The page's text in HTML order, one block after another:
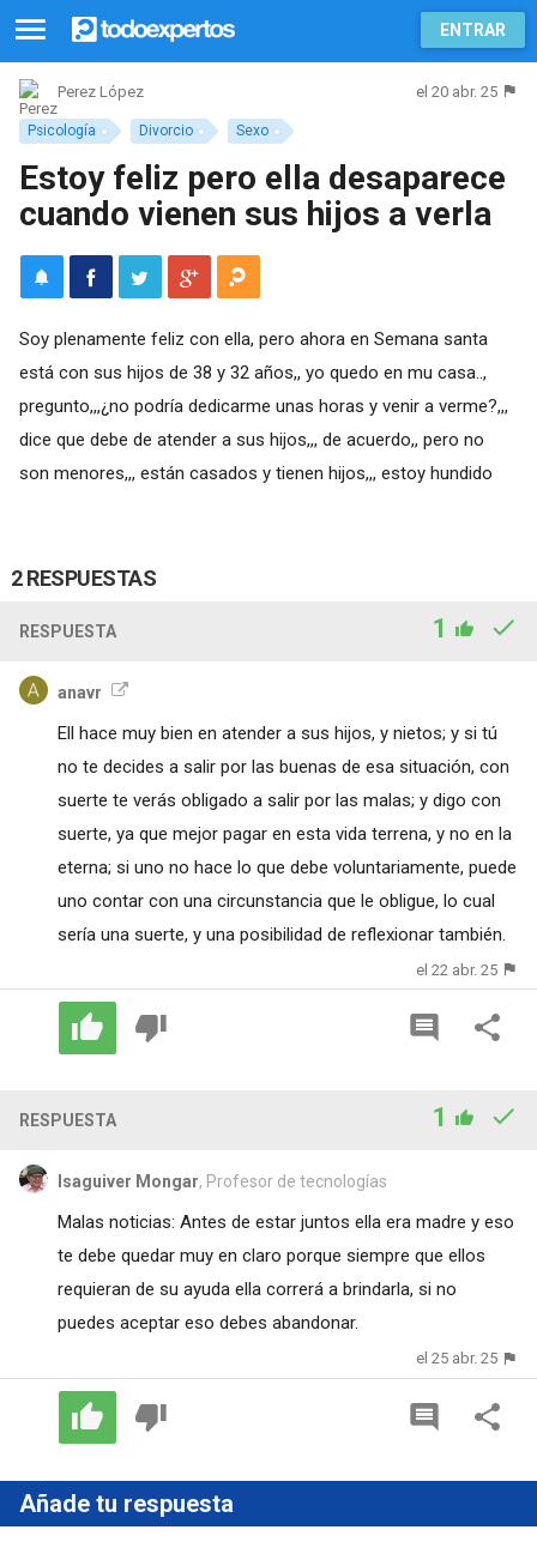
ENTRAR
Psicología Divorcio Sexo
Perez López el 20 abr. 25
Estoy feliz pero ella desaparece
cuando vienen sus hijos a verla
Soy plenamente feliz con ella, pero ahora en Semana santa
está con sus hijos de 38 y 32 años,, yo quedo en mu casa..,
pregunto,,,¿no podría dedicarme unas horas y venir a verme?,,,
dice que debe de atender a sus hijos,,, de acuerdo,, pero no
son menores,,, están casados y tienen hijos,,, estoy hundido
2 RESPUESTAS
RESPUESTA 1
anavr
Ell hace muy bien en atender a sus hijos, y nietos; y si tú
no te decides a salir por las buenas de esa situación, con
suerte te verás obligado a salir por las malas; y digo con
suerte, ya que mejor pagar en esta vida terrena, y no en la
eterna; si uno no hace lo que debe voluntariamente, puede
uno contar con una circunstancia que le obligue, lo cual
sería una suerte, y una posibilidad de reflexionar también.
el 22 abr. 25
RESPUESTA 1
Isaguiver Mongar, Profesor de tecnologías
Malas noticias: Antes de estar juntos ella era madre y eso
te debe quedar muy en claro porque siempre que ellos
requieran de su ayuda ella correrá a brindarla, si no
puedes aceptar eso debes abandonar.
el 25 abr. 25
Añade tu respuesta